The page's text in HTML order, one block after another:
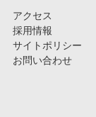
アクセス
採用情報
サイトポリシー
お問い合わせ